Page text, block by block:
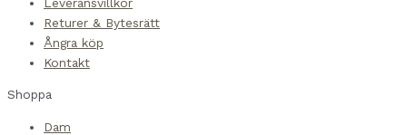
Returer & Bytesrätt
Ångra köp
Kontakt
Shoppa
Dam